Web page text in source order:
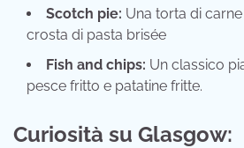
Scotch pie: Una torta di
crosta di pasta brisée
Fish and chips: Un classico
pesce fritto e patatine fritte.
Curiosità su Glasgow: